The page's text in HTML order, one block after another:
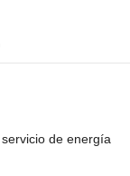
de energía